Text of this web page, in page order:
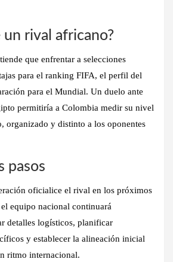
un rival africano?
que enfrentar a selecciones
para el ranking FIFA, el perfil del
para el Mundial. Un duelo ante
permitiría a Colombia medir su nivel
organizado y distinto a los oponentes
pasos
oficialice el rival en los próximos
equipo nacional continuará
detalles logísticos, planificar
y establecer la alineación inicial
ritmo internacional.